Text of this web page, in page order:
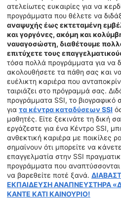
ατελείωτες ευκαιρίες για να
προγράμματα που θέλετε να
αναψυχής έως εκτεταμένη
και γοργόνες, ακόμη και
ναυαγοσώστη, διαθέτουμε
επιτύχετε τους
τόσα πολλά προγράμματα για να
ακολουθήσετε τα πάθη σας και
ευέλικτη καριέρα που
ταιριάζει στο πρόγραμμά σας.
προγράμματα SSI, το βιογραφικό
για τα κέντρα καταδύσεων SSI
μαθητές. Είτε ξεκινάτε τη δική
εργάζεστε για ένα Κέντρο SSI,
ανθεκτική καριέρα με ποικίλες
σημαίνουν ότι μπορείτε να
επαγγελματία στην SSI
προγράμματα που
να βαρεθείτε ποτέ ξανά.
ΕΚΠΑΙΔΕΥΣΗ ΑΝΑΠΝΕΥΣΤΗΡΑ
ΚΑΝΤΕ ΚΑΤΙ ΚΑΙΝΟΥΡΙΟ!